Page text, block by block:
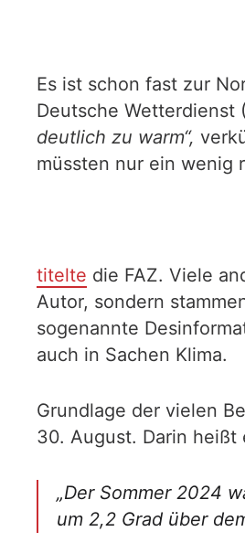
Es ist schon fast zur
Deutsche Wetterdienst
deutlich zu warm“,
müssten nur ein wenig
titelte die FAZ. Viele
Autor, sondern
sogenannte
auch in Sachen Klima.
Grundlage der vielen
30. August. Darin heißt
„Der Sommer 2024
um 2,2 Grad über